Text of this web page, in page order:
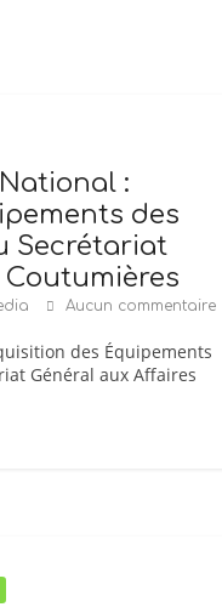
:
des
Secrétariat
Coutumières
Aucun commentaire
des Équipements
Général aux Affaires